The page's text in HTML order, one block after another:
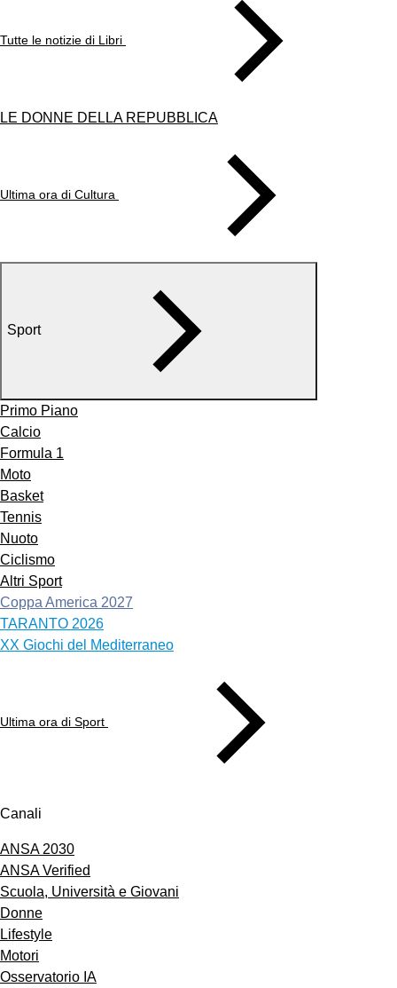
Tutte le notizie di Libri
LE DONNE DELLA REPUBBLICA
Ultima ora di Cultura
Sport
Primo Piano
Calcio
Formula 1
Moto
Basket
Tennis
Nuoto
Ciclismo
Altri Sport
Coppa America 2027
TARANTO 2026
XX Giochi del Mediterraneo
Ultima ora di Sport
Canali
ANSA 2030
ANSA Verified
Scuola, Università e Giovani
Donne
Lifestyle
Motori
Osservatorio IA